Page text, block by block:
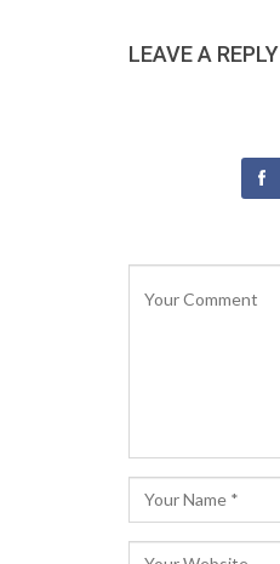
LEAVE A REPLY